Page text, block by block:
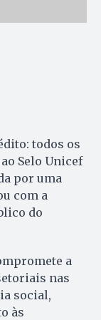
todos os
Selo Unicef
por uma
com a
do
a
nas
social,
às